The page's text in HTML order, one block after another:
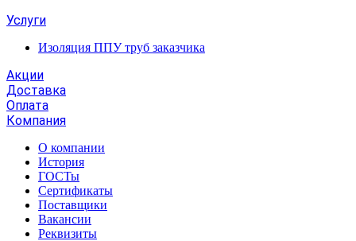
Услуги
Изоляция ППУ труб заказчика
Акции
Доставка
Оплата
Компания
О компании
История
ГОСТы
Сертификаты
Поставщики
Вакансии
Реквизиты